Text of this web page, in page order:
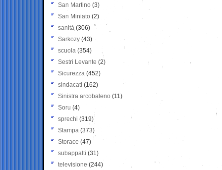
San Martino (3)
San Miniato (2)
sanità (306)
Sarkozy (43)
scuola (354)
Sestri Levante (2)
Sicurezza (452)
sindacati (162)
Sinistra arcobaleno (11)
Soru (4)
sprechi (319)
Stampa (373)
Storace (47)
subappalti (31)
televisione(244)